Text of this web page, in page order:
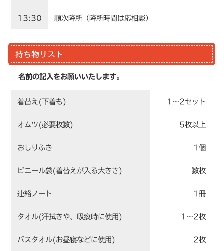
13:30 順次降所（降所時間は応相談）
持ち物リスト
名前の記入をお願いいたします。
着替え(下着も) 1～2セット
オムツ(必要枚数) 5枚以上
おしりふき 1個
ビニール袋(着替えが入る大きさ) 数枚
連絡ノート 1冊
タオル(汗拭きや、吸痰時に使用) 1～2枚
バスタオル(お昼寝などに使用) 2枚